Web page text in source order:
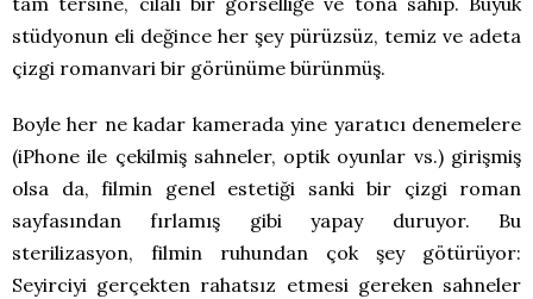
stüdyonun eli değince her şey pürüzsüz, temiz ve adeta
çizgi romanvari bir görünüme bürünmüş.
Boyle her ne kadar kamerada yine yaratıcı denemelere
(iPhone ile çekilmiş sahneler, optik oyunlar vs.) girişmiş
olsa da, filmin genel estetiği sanki bir çizgi roman
sayfasından fırlamış gibi yapay duruyor. Bu
sterilizasyon, filmin ruhundan çok şey götürüyor:
Seyirciyi gerçekten rahatsız etmesi gereken sahneler